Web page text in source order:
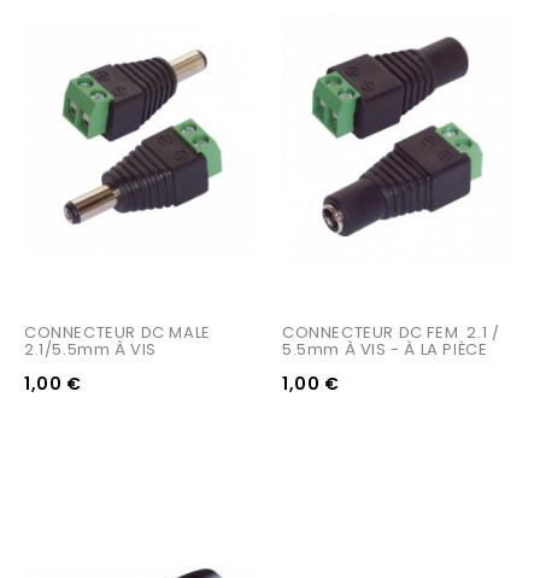
CONNECTEUR DC MALE
2.1/5.5mm À VIS
1,00 €
CONNECTEUR DC FEM  2.1 /
5.5mm À VIS - À LA PIÈCE
1,00 €